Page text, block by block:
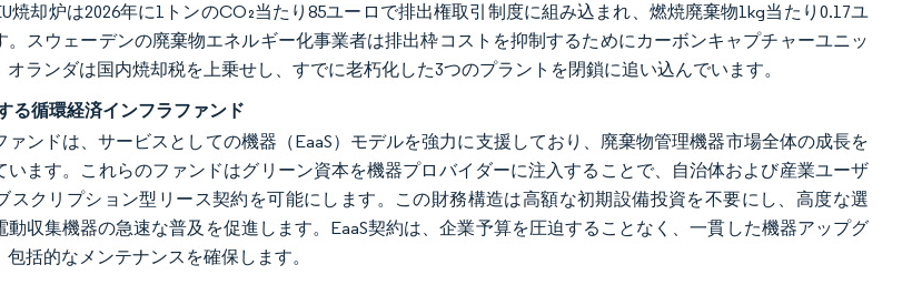
焼却炉は2026年に1トンのCO₂当たり85ユーロで排出権取引制度に組み込まれ、燃焼廃棄物1kg当たり0.17ユ
。スウェーデンの廃棄物エネルギー化事業者は排出枠コストを抑制するためにカーボンキャプチャーユニッ
オランダは国内焼却税を上乗せし、すでに老朽化した3つのプラントを閉鎖に追い込んでいます。
る循環経済インフラファンド
ァンドは、サービスとしての機器（EaaS）モデルを強力に支援しており、廃棄物管理機器市場全体の成長を
います。これらのファンドはグリーン資本を機器プロバイダーに注入することで、自治体および産業ユーザ
スクリプション型リース契約を可能にします。この財務構造は高額な初期設備投資を不要にし、高度な選
動収集機器の急速な普及を促進します。EaaS契約は、企業予算を圧迫することなく、一貫した機器アップグ
括的なメンテナンスを確保します。